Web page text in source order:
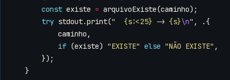
const existe = arquivoExiste(caminho);
try stdout.print("  {s:<25} -> {s}\n" ,
.{
caminho ,
if (existe) "EXISTE" else "NÃO EXISTE" ,
});
}